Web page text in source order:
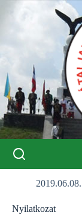
2019.06.08.
Nyilatkozat